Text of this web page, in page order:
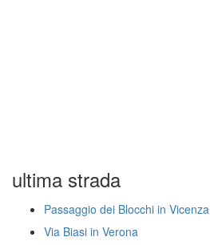
ultima strada
Passaggio dei Blocchi in Vicenza
Via Biasi in Verona